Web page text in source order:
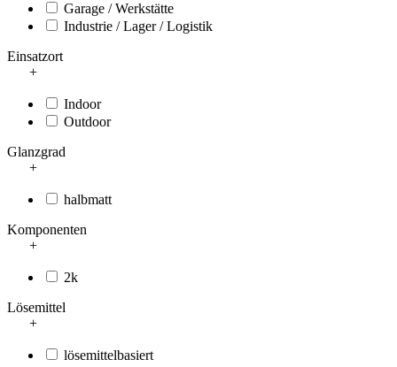
Garage / Werkstätte
Industrie / Lager / Logistik
Einsatzort
+
Indoor
Outdoor
Glanzgrad
+
halbmatt
Komponenten
+
2k
Lösemittel
+
lösemittelbasiert